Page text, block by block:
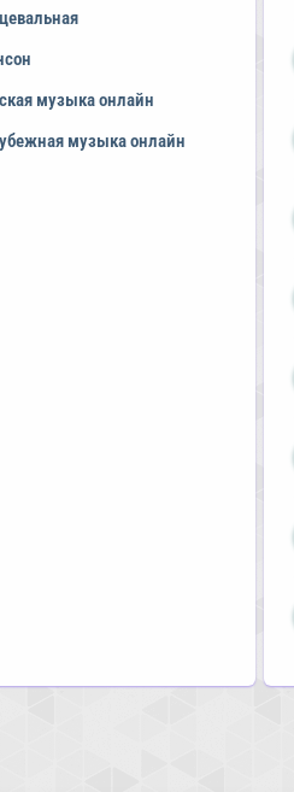
музыка онлайн
музыка онлайн